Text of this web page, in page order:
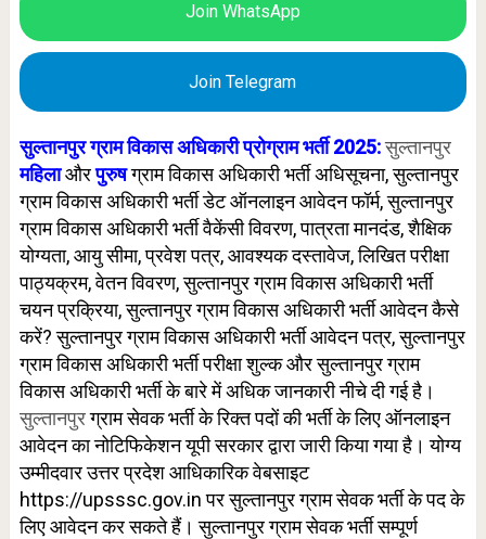
Join WhatsApp
Join Telegram
सुल्तानपुर ग्राम विकास अधिकारीप्रोग्रामभर्ती 2025:सुल्तानपुर
महिला औरपुरुषग्राम विकास अधिकारी भर्ती अधिसूचना, सुल्तानपुर
ग्राम विकास अधिकारी भर्ती डेट ऑनलाइन आवेदन फॉर्म, सुल्तानपुर
ग्राम विकास अधिकारी भर्ती वैकेंसी विवरण, पात्रता मानदंड, शैक्षिक
योग्यता, आयु सीमा, प्रवेश पत्र, आवश्यक दस्तावेज, लिखित परीक्षा
पाठ्यक्रम, वेतन विवरण, सुल्तानपुर ग्राम विकास अधिकारी भर्ती
चयन प्रक्रिया, सुल्तानपुर ग्राम विकास अधिकारी भर्ती आवेदन कैसे
करें? सुल्तानपुर ग्राम विकास अधिकारी भर्ती आवेदन पत्र, सुल्तानपुर
ग्राम विकास अधिकारी भर्ती परीक्षा शुल्क और सुल्तानपुर ग्राम
विकास अधिकारी भर्ती के बारे में अधिक जानकारी नीचे दी गई है।
सुल्तानपुरग्राम सेवक भर्ती के रिक्त पदों की भर्ती के लिए ऑनलाइन
आवेदन का नोटिफिकेशनयूपीसरकार द्वारा जारी किया गया है। योग्य
उम्मीदवार उत्तर प्रदेश आधिकारिक वेबसाइट
https://upsssc.gov.in पर सुल्तानपुरग्राम सेवक भर्ती के पद के
लिए आवेदन कर सकते हैं। सुल्तानपुरग्राम सेवक भर्ती सम्पूर्ण